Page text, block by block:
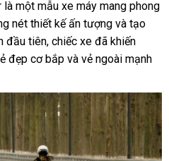
một mẫu xe máy mang phong
nét thiết kế ấn tượng và tạo
đầu tiên, chiếc xe đã khiến
đẹp cơ bắp và vẻ ngoài mạnh